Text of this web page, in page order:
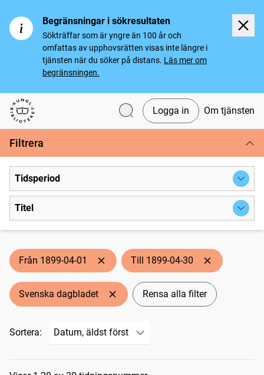
Begränsningar i sökresultaten
Sökträffar som är yngre än 100 år och
omfattas av upphovsrätten visas inte längre i
tjänsten när du söker på distans. Läs mer om
begränsningen.
Svenska tidningar
Logga in Om tjänsten
Filtrera
Tidsperiod
Titel
Från 1899-04-01 Till 1899-04-30
Svenska dagbladet Rensa alla filter
Sortera: